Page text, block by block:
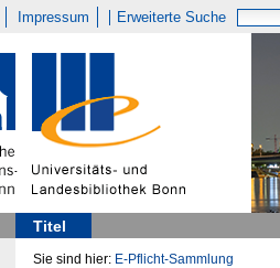
Impressum Erweiterte Suche
Titel
Sie sind hier: E-Pflicht-Sammlung